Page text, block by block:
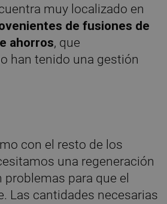
muy localizado en
de fusiones de
ahorros, que
han tenido una gestión
con el resto de los
una regeneración
para que el
Las cantidades necesarias